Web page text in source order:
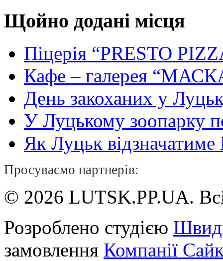
Щойно додані місця
Піцерія “PRESTO
Кафе – галерея
День закоханих у
У Луцькому зоопарку
Як Луцьк відзначатиме
Просуваємо партнерів:
© 2026 LUTSK.PP.UA.
Розроблено студією
замовлення Компанії